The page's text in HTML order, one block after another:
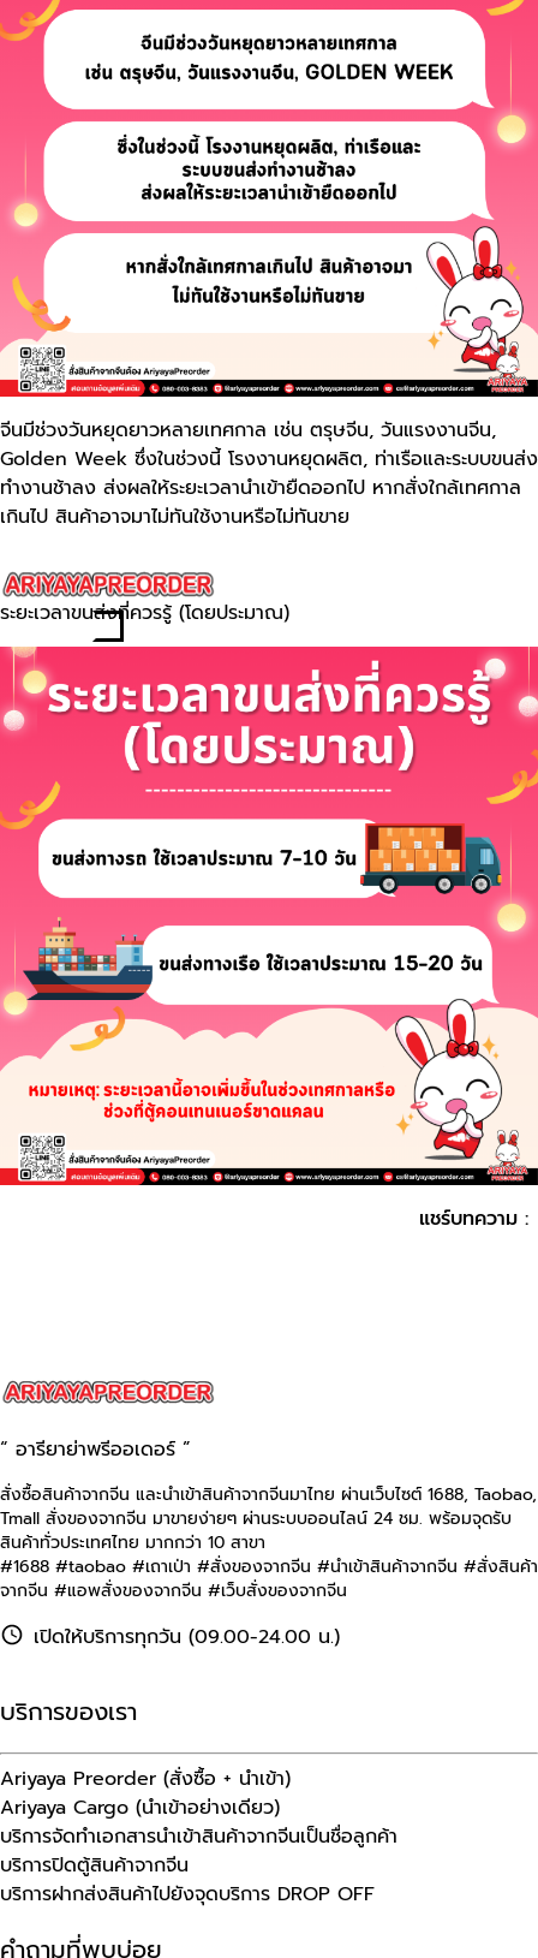
จีนมีช่วงวันหยุดยาวหลายเทศกาล เช่น ตรุษจีน, วันแรงงานจีน,
Golden Week ซึ่งในช่วงนี้ โรงงานหยุดผลิต, ท่าเรือและระบบขนส่ง
ทำงานช้าลง ส่งผลให้ระยะเวลานำเข้ายืดออกไป หากสั่งใกล้เทศกาล
เกินไป สินค้าอาจมาไม่ทันใช้งานหรือไม่ทันขาย
ระยะเวลาขนส่งที่ควรรู้ (โดยประมาณ)
แชร์บทความ :
“ อารียาย่าพรีออเดอร์ ”
สั่งซื้อสินค้าจากจีน และนำเข้าสินค้าจากจีนมาไทย ผ่านเว็บไซต์ 1688, Taobao,
Tmall สั่งของจากจีน มาขายง่ายๆ ผ่านระบบออนไลน์ 24 ชม. พร้อมจุดรับ
สินค้าทั่วประเทศไทย มากกว่า 10 สาขา
#1688 #taobao #เถาเป่า #สั่งของจากจีน #นําเข้าสินค้าจากจีน #สั่งสินค้า
จากจีน #แอพสั่งของจากจีน #เว็บสั่งของจากจีน
เปิดให้บริการทุกวัน (09.00-24.00 น.)
บริการของเรา
Ariyaya Preorder (สั่งซื้อ + นำเข้า)
Ariyaya Cargo (นำเข้าอย่างเดียว)
บริการจัดทำเอกสารนำเข้าสินค้าจากจีนเป็นชื่อลูกค้า
บริการปิดตู้สินค้าจากจีน
บริการฝากส่งสินค้าไปยังจุดบริการ DROP OFF
คำถามที่พบบ่อย